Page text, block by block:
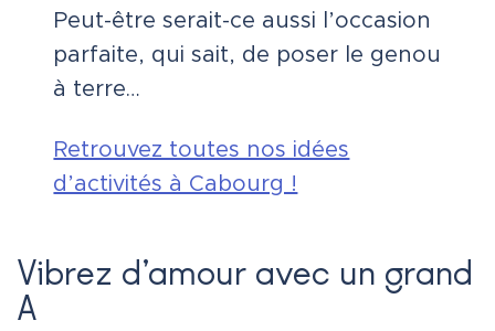
Peut-être serait-ce aussi l’occasion
parfaite, qui sait, de poser le genou
à terre…
Retrouvez toutes nos idées
d’activités à Cabourg !
Vibrez d’amour avec un grand
A